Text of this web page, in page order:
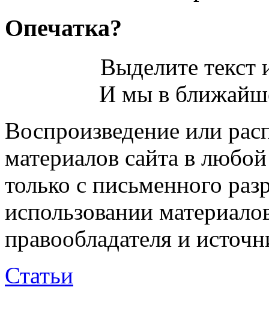
Опечатка?
Выделите
И мы в
Воспроизведение или
материалов сайта в
только с письменного
использовании
правообладателя и
Статьи